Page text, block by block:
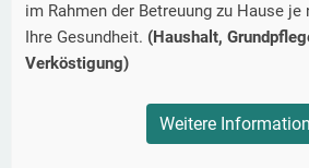
im Rahmen der Betreuung zu Hause je
Ihre Gesundheit. (Haushalt,
Verköstigung)
Weitere